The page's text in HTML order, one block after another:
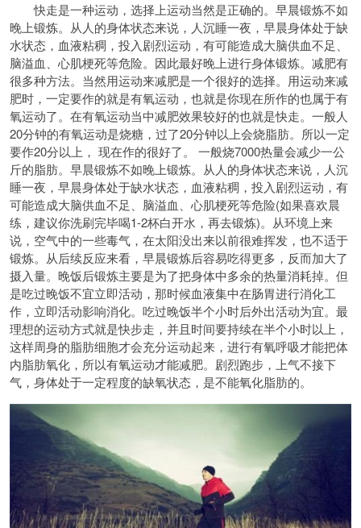
快走是一种运动，选择上运动当然是正确的。早晨锻炼不如
晚上锻炼。从人的身体状态来说，人沉睡一夜，早晨身体处于缺
水状态，血液粘稠，投入剧烈运动，有可能造成大脑供血不足、
脑溢血、心肌梗死等危险。因此最好晚上进行身体锻炼。减肥有
很多种方法。当然用运动来减肥是一个很好的选择。用运动来减
肥时，一定要作的就是有氧运动，也就是你现在所作的也属于有
氧运动了。在有氧运动当中减肥效果较好的也就是快走。一般人
20分钟的有氧运动是烧糖，过了20分钟以上会烧脂肪。所以一定
要作20分以上， 现在作的很好了。 一般烧7000热量会减少一公
斤的脂肪。早晨锻炼不如晚上锻炼。从人的身体状态来说，人沉
睡一夜，早晨身体处于缺水状态，血液粘稠，投入剧烈运动，有
可能造成大脑供血不足、脑溢血、心肌梗死等危险(如果喜欢晨
练，建议你洗刷完毕喝1-2杯白开水，再去锻炼)。从环境上来
说，空气中的一些毒气，在太阳没出来以前很难挥发，也不适于
锻炼。从后续反应来看，早晨锻炼后容易吃得更多，反而加大了
摄入量。晚饭后锻炼主要是为了把身体中多余的热量消耗掉。但
是吃过晚饭不宜立即活动，那时候血液集中在肠胃进行消化工
作，立即活动影响消化。吃过晚饭半个小时后外出活动为宜。最
理想的运动方式就是快步走，并且时间要持续在半个小时以上，
这样周身的脂肪细胞才会充分运动起来，进行有氧呼吸才能把体
内脂肪氧化，所以有氧运动才能减肥。剧烈跑步，上气不接下
气，身体处于一定程度的缺氧状态，是不能氧化脂肪的。